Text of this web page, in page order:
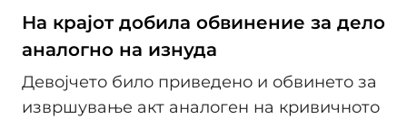
На краjот добила обвинение за дело
аналогно на изнуда
Девоjчето било приведено и обвинето за
извршување акт аналоген на кривичното